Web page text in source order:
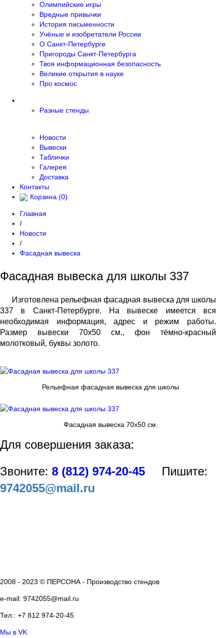
Олимпийские игры
Вредные привычки
История письменности
Учёные и изобретатели России
О Санкт-Петербурге
Пригороды Санкт-Петербурга
Твоя информационная безопасность
Великие открытия в науке
Про космос
Разные стенды
Новости
Вывески
Таблички
Галерея
Доставка
Контакты
Корзина (0)
Главная
/
Новости
/
Фасадная вывеска
Фасадная вывеска для школы 337
Изготовлена рельефная фасадная вывеска для школы
337 в Санкт-Петербурге. На вывеске имеется вся
необходимая информация, адрес и режим работы.
Размер вывески 70х50 см., фон тёмно-красный
молотковый, буквы золото.
Рельефная фасадная вывеска для школы
Фасадная вывеска 70х50 см.
Для совершения заказа:
Звоните: 8 (812) 974-20-45
Пишите:
9742055@mail.ru
2008 - 2023 © ПЕРСОНА - Производство стендов
e-mail: 9742055@mail.ru
Тел.: +7 812 974-20-45
Мы в VK